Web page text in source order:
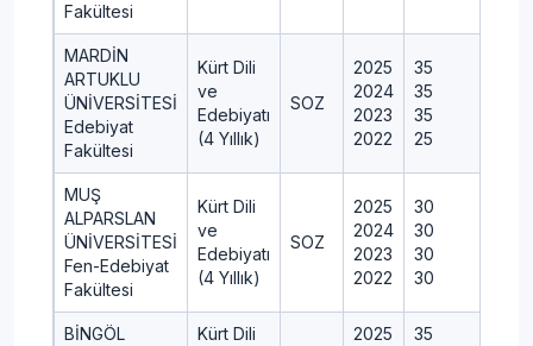
Fakültesi
MARDİN
ARTUKLU
ÜNİVERSİTESİ
Edebiyat
Fakültesi
Kürt Dili
ve
Edebiyatı
(4 Yıllık)
SOZ
2025
2024
2023
2022
35
35
35
25
MUŞ
ALPARSLAN
ÜNİVERSİTESİ
Fen-Edebiyat
Fakültesi
Kürt Dili
ve
Edebiyatı
(4 Yıllık)
SOZ
2025
2024
2023
2022
30
30
30
30
BİNGÖL
Kürt Dili
2025
35